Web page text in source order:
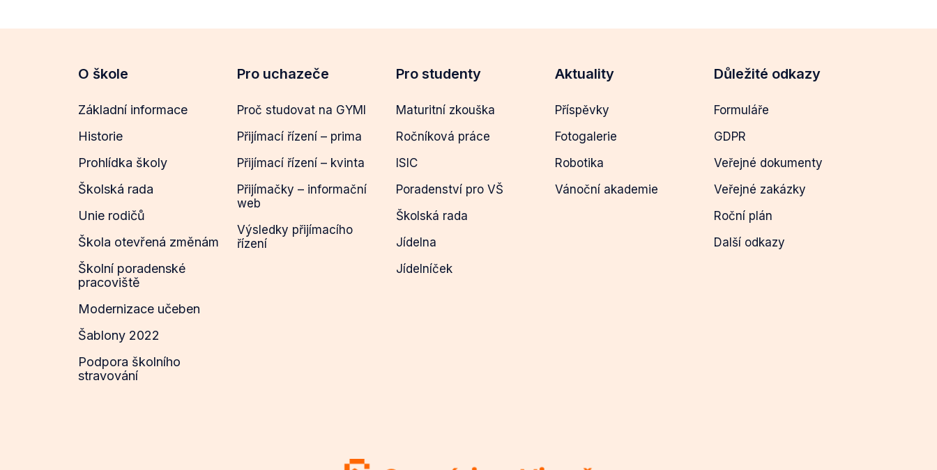
O škole
Základní informace
Historie
Prohlídka školy
Školská rada
Unie rodičů
Škola otevřená změnám
Školní poradenské
pracoviště
Modernizace učeben
Šablony 2022
Podpora školního
stravování
Pro uchazeče
Proč studovat na GYMI
Přijímací řízení – prima
Přijímací řízení – kvinta
Přijímačky – informační
web
Výsledky přijímacího
řízení
Pro studenty
Maturitní zkouška
Ročníková práce
ISIC
Poradenství pro VŠ
Školská rada
Jídelna
Jídelníček
Aktuality
Příspěvky
Fotogalerie
Robotika
Vánoční akademie
Důležité odkazy
Formuláře
GDPR
Veřejné dokumenty
Veřejné zakázky
Roční plán
Další odkazy